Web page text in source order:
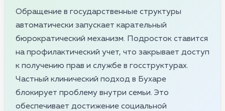
Обращение в государственные структуры
автоматически запускает карательный
бюрократический механизм. Подросток ставится
на профилактический учет, что закрывает доступ
к получению прав и службе в госструктурах.
Частный клинический подход в Бухаре
блокирует проблему внутри семьи. Это
обеспечивает достижение социальной